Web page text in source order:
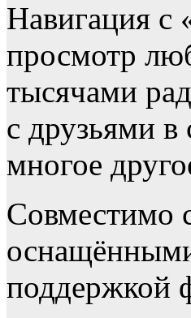
Навигация с
просмотр
тысячами
с друзьями
многое
Совместимо
поддержкой